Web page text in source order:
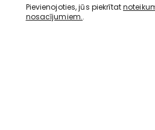
Pievienojoties, jūs piekrītat
nosacījumiem..